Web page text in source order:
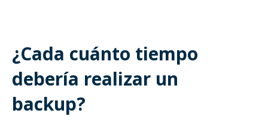
¿Cada cuánto tiempo
debería realizar un
backup?